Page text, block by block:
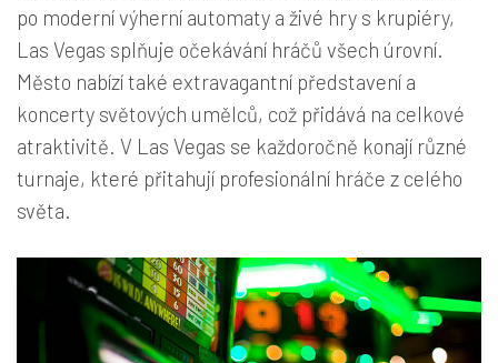
po moderní výherní automaty a živé hry s krupiéry,
Las Vegas splňuje očekávání hráčů všech úrovní.
Město nabízí také extravagantní představení a
koncerty světových umělců, což přidává na celkové
atraktivitě. V Las Vegas se každoročně konají různé
turnaje, které přitahují profesionální hráče z celého
světa.